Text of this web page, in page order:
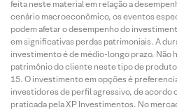
feita neste material em relação a
cenário macroeconômico, os eventos
podem afetar o desempenho do
em significativas perdas patrimoniais. A
investimento é de médio-longo prazo. Não
patrimônio do cliente neste tipo de produto.
O investimento em opções é
investidores de perfil agressivo, de acordo
praticada pela XP Investimentos. No